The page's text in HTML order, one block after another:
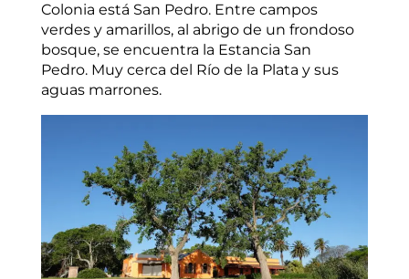
Colonia está San Pedro. Entre campos
verdes y amarillos, al abrigo de un frondoso
bosque, se encuentra la Estancia San
Pedro. Muy cerca del Río de la Plata y sus
aguas marrones.